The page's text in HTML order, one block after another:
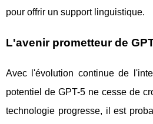
pour offrir un support linguistique.
L'avenir prometteur de
Avec l'évolution continue de
potentiel de GPT-5 ne cesse de
technologie progresse, il est